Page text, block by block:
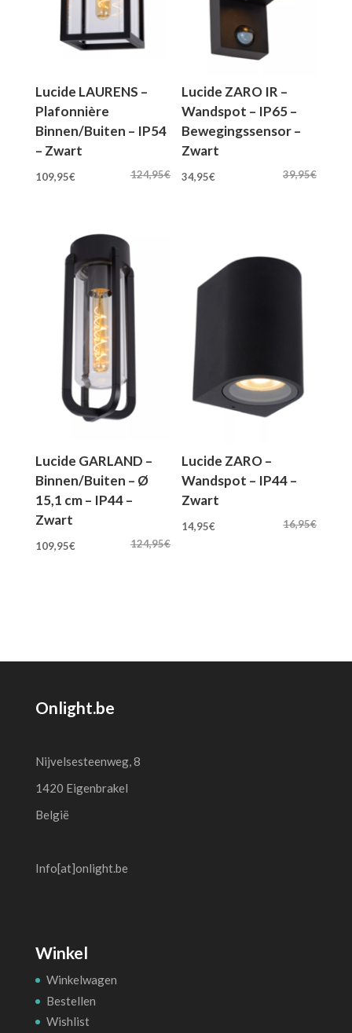
Lucide LAURENS –
Plafonnière
Binnen/Buiten – IP54
– Zwart
124,95€
Oorspronkelijke
124,95€.
109,95€Huidige
109,95€.
Lucide ZARO IR –
Wandspot – IP65 –
Bewegingssensor –
Zwart
39,95€
Oorspronkelijke
34,95€
Lucide GARLAND –
Binnen/Buiten – Ø
15,1 cm – IP44 –
Zwart
124,95€
Oorspronkelijke
109,95€Huidige
Lucide ZARO –
Wandspot – IP44 –
Zwart
16,95€
Oorspronkelijke
14,95€
Onlight.be
Nijvelsesteenweg, 8
1420 Eigenbrakel
België
Info[at]onlight.be
Winkel
Winkelwagen
Bestellen
Wishlist